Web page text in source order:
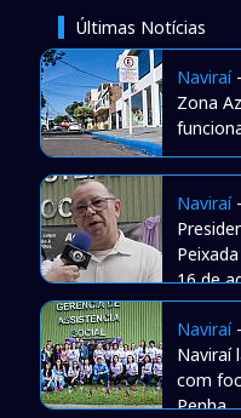
Últimas Notícias
Naviraí-
Zona
Naviraí-
16 de
Naviraí-
Naviraí
com
Penha